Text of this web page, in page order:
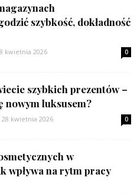
szybkość, dokładność
kwietnia 2026 0
szybkich prezentów –
nowym luksusem?
28 kwietnia 2026 0
w
wpływa na rytm pracy